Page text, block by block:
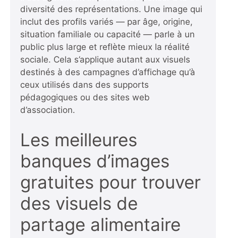
diversité des représentations. Une image qui
inclut des profils variés — par âge, origine,
situation familiale ou capacité — parle à un
public plus large et reflète mieux la réalité
sociale. Cela s’applique autant aux visuels
destinés à des campagnes d’affichage qu’à
ceux utilisés dans des supports
pédagogiques ou des sites web
d’association.
Les meilleures
banques d’images
gratuites pour trouver
des visuels de
partage alimentaire